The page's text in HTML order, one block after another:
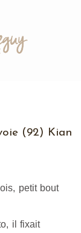
(92) Kian
petit bout
il fixait